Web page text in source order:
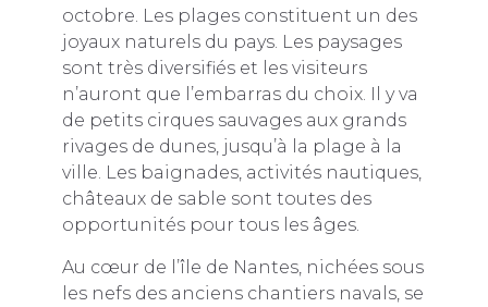
octobre. Les plages constituent un des
joyaux naturels du pays. Les paysages
sont très diversifiés et les visiteurs
n’auront que l’embarras du choix. Il y va
de petits cirques sauvages aux grands
rivages de dunes, jusqu’à la plage à la
ville. Les baignades, activités nautiques,
châteaux de sable sont toutes des
opportunités pour tous les âges.
Au cœur de l’île de Nantes, nichées sous
les nefs des anciens chantiers navals, se